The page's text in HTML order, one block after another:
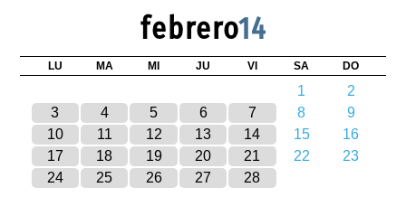
febrero14
LU MA MI JU VI SA DO
1
2
3
4 5 6 7 8
9
10
11 12 13 14 15
16
17
18 19 20 21 22
23
24
25 26 27 28